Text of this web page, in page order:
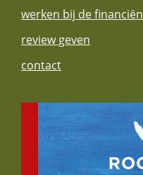
werken bij de financiën
review geven
contact